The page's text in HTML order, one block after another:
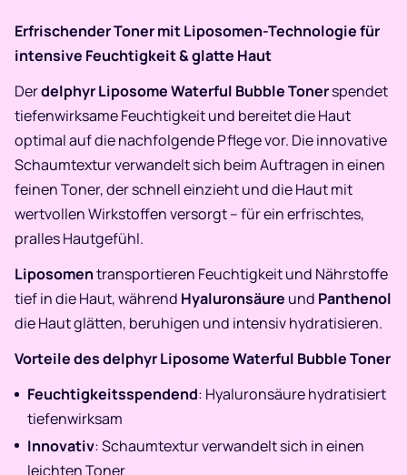
Erfrischender Toner mit Liposomen-Technologie für
intensive Feuchtigkeit & glatte Haut
Derdelphyr Liposome Waterful Bubble Tonerspendet
tiefenwirksame Feuchtigkeit und bereitet die Haut
optimal auf die nachfolgende Pflege vor. Die innovative
Schaumtextur verwandelt sich beim Auftragen in einen
feinen Toner, der schnell einzieht und die Haut mit
wertvollen Wirkstoffen versorgt – für ein erfrischtes,
pralles Hautgefühl.
Liposomentransportieren Feuchtigkeit und Nährstoffe
tief in die Haut, während Hyaluronsäure und Panthenol
die Haut glätten, beruhigen und intensiv hydratisieren.
Vorteile des delphyr Liposome Waterful Bubble Toner
Feuchtigkeitsspendend: Hyaluronsäure hydratisiert
tiefenwirksam
Innovativ: Schaumtextur verwandelt sich in einen
leichten Toner